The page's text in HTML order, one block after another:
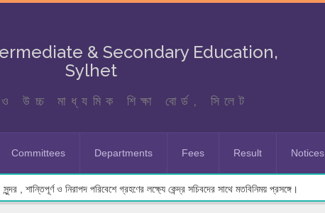
& Secondary Education,
Sylhet
উচ্চ মাধ্যমিক শিক্ষা বোর্ড, সিলেট
Committees Departments Fees Result Notices
, শান্তিপূর্ণ ও নিরাপদ পরিবেশে গ্রহণের লক্ষ্যে কেন্দ্র সচিবদের সাথে মতবিনিময় প্রসঙ্গে।